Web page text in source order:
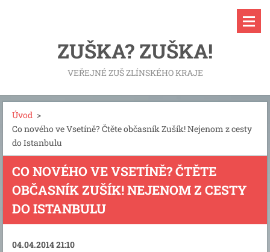
ZUŠKA? ZUŠKA!
VEŘEJNÉ ZUŠ ZLÍNSKÉHO KRAJE
Úvod >
Co nového ve Vsetíně? Čtěte občasník Zušík! Nejenom z cesty
do Istanbulu
CO NOVÉHO VE VSETÍNĚ? ČTĚTE
OBČASNÍK ZUŠÍK! NEJENOM Z CESTY
DO ISTANBULU
04.04.2014 21:10